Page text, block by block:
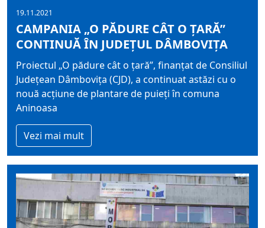
19.11.2021
CAMPANIA „O PĂDURE CÂT O ȚARĂ”
CONTINUĂ ÎN JUDEȚUL DÂMBOVIȚA
Proiectul „O pădure cât o țară”, finanțat de Consiliul
Județean Dâmbovița (CJD), a continuat astăzi cu o
nouă acțiune de plantare de puieți în comuna
Aninoasa
Vezi mai mult